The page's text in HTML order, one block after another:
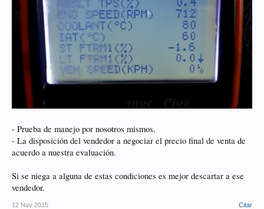
- Prueba de manejo por nosotros mismos.
- La disposición del vendedor a negociar el precio final de venta de
acuerdo a nuestra evaluación.
Si se niega a alguna de estas condiciones es mejor descartar a ese
vendedor.
12 Nov 2015 Citar